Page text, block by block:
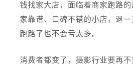
钱找家大店，面临着商家跑路
家靠谱、口碑不错的小店，退
跑路了也不会亏太多。
消费者都变了，摄影行业要再